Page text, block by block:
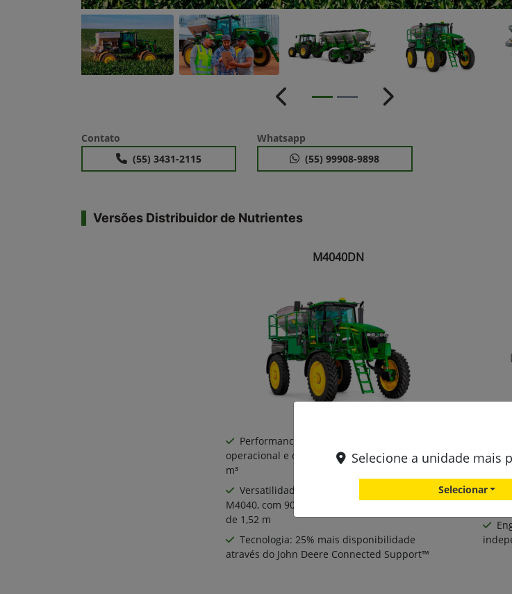
Anterior Próximo
Contato
(55) 3431-2115
Whatsapp
(55) 99908-9898
Versões Distribuidor de Nutrientes
M4040DN
Performance: 13% maior capacidade
operacional e caixa New Leader® DN460 com 6
m³
Versatilidade: mesmo chassi do pulverizador
M4040, com 90% de peças comuns, e vão livre
de 1,52 m
Tecnologia: 25% mais disponibilidade
através do John Deere Connected Support™
a
Selecione a unidade mais
Selecionar